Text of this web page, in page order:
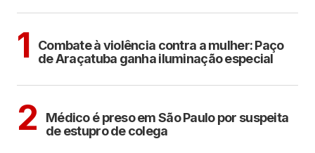
1
Combate à violência contra a mulher: Paço
de Araçatuba ganha iluminação especial
2
Médico é preso em São Paulo por suspeita
de estupro de colega